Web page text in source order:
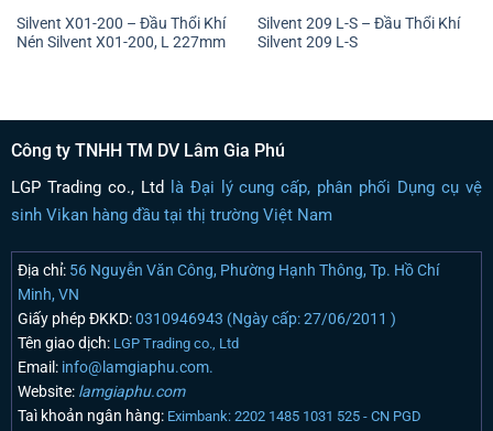
Silvent X01-200 – Đầu Thổi Khí
Nén Silvent X01-200, L 227mm
Silvent 209 L-S – Đầu Thổi Khí
Silvent 209 L-S
Công ty TNHH TM DV Lâm Gia Phú
LGP Trading co., Ltd là Đại lý cung cấp, phân phối Dụng cụ vệ
sinh Vikan hàng đầu tại thị trường Việt Nam
Địa chỉ:56 Nguyễn Văn Công, Phường Hạnh Thông, Tp. Hồ Chí
Minh, VN
Giấy phép ĐKKD:0310946943 (Ngày cấp: 27/06/2011 )
Tên giao dịch: LGP Trading co., Ltd
Email:info@lamgiaphu.com.
Website:lamgiaphu.com
Taì khoản ngân hàng: Eximbank: 2202 1485 1031 525 - CN PGD